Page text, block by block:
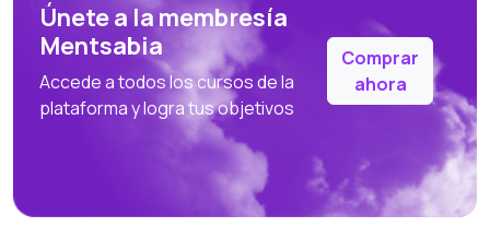
Únete a la membresía
Mentsabia
Accede a todos los cursos de la
plataforma y logra tus objetivos
Comprar
ahora